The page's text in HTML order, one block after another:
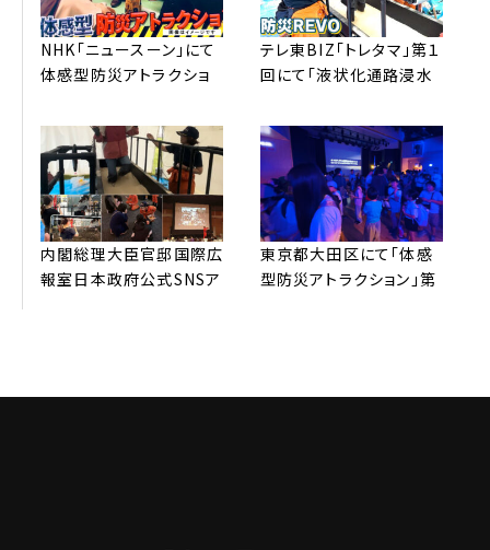
NHK「ニュースーン」にて
体感型防災アトラクショ
テレ東BIZ「トレタマ」第１
回にて「液状化通路浸⽔
た。
内閣総理⼤⾂官邸国際広
報室⽇本政府公式SNSア
東京都⼤⽥区にて「体感
型防災アトラクション」第